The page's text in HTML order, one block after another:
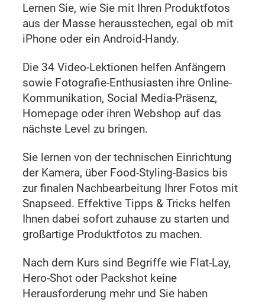
Lernen Sie, wie Sie mit Ihren Produktfotos
aus der Masse herausstechen, egal ob mit
iPhone oder ein Android-Handy.
Die 34 Video-Lektionen helfen Anfängern
sowie Fotografie-Enthusiasten ihre Online-
Kommunikation, Social Media-Präsenz,
Homepage oder ihren Webshop auf das
nächste Level zu bringen.
Sie lernen von der technischen Einrichtung
der Kamera, über Food-Styling-Basics bis
zur finalen Nachbearbeitung Ihrer Fotos mit
Snapseed. Effektive Tipps & Tricks helfen
Ihnen dabei sofort zuhause zu starten und
großartige Produktfotos zu machen.
Nach dem Kurs sind Begriffe wie Flat-Lay,
Hero-Shot oder Packshot keine
Herausforderung mehr und Sie haben